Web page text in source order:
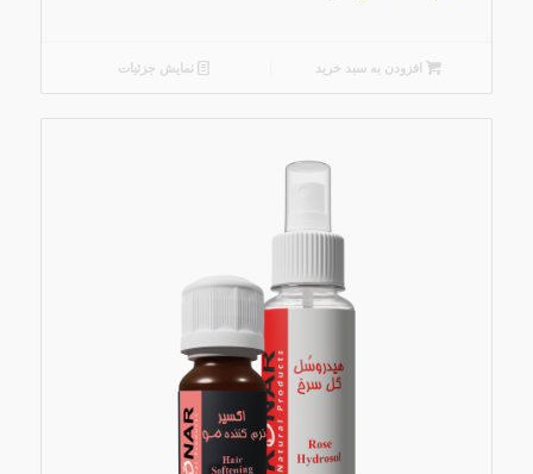
افزودن به سبد خرید نمایش جزئیات